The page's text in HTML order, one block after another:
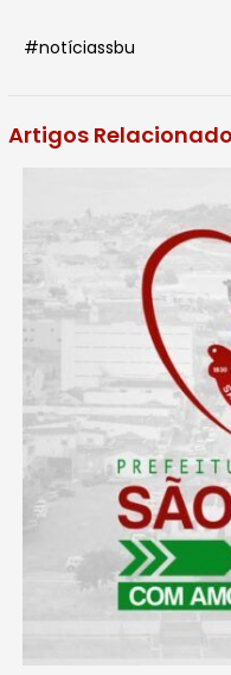
#notíciassbu
Artigos